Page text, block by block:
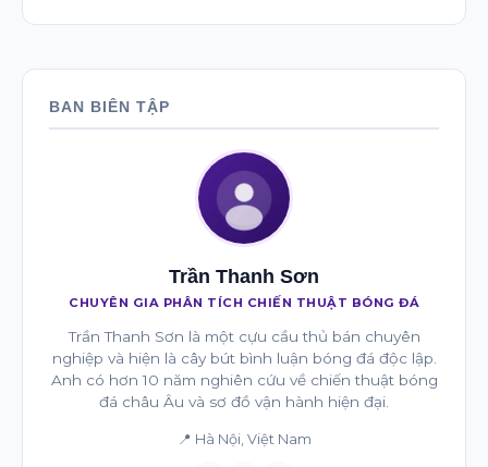
BAN BIÊN TẬP
Trần Thanh Sơn
CHUYÊN GIA PHÂN TÍCH CHIẾN THUẬT BÓNG ĐÁ
Trần Thanh Sơn là một cựu cầu thủ bán chuyên
nghiệp và hiện là cây bút bình luận bóng đá độc lập.
Anh có hơn 10 năm nghiên cứu về chiến thuật bóng
đá châu Âu và sơ đồ vận hành hiện đại.
📍 Hà Nội, Việt Nam